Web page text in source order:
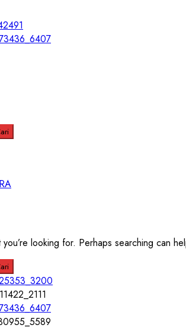
looking for. Perhaps searching can